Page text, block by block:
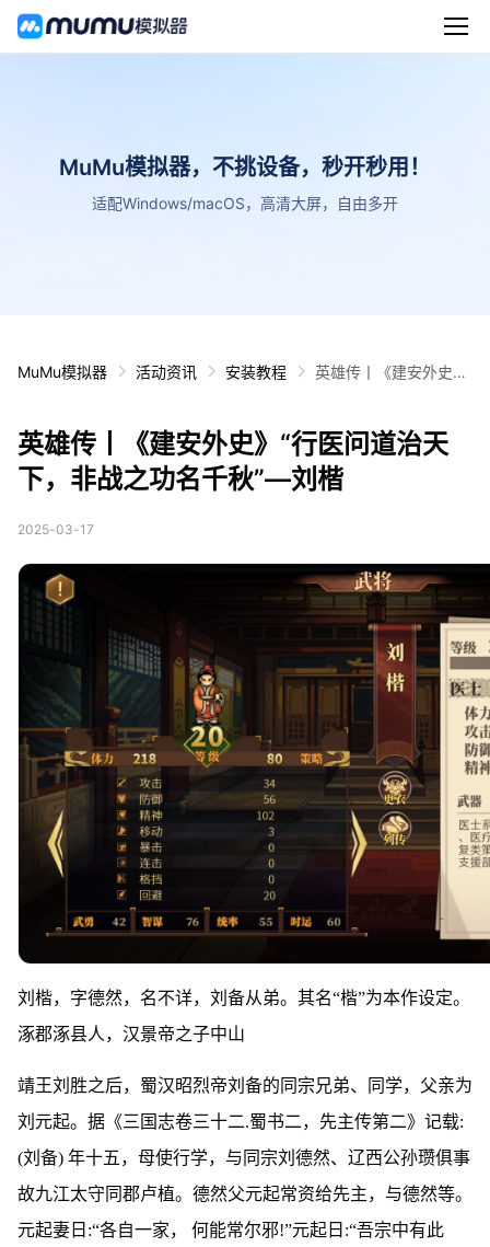
MuMu模拟器，不挑设备，秒开秒用！
适配Windows/macOS，高清大屏，自由多开
MuMu模拟器 活动资讯 安装教程
英雄传丨《建安外史》
英雄传丨《建安外史》“行医问道治天
下，非战之功名千秋”—刘楷
2025-03-17
刘楷，字德然，名不详，刘备从弟。其名“楷”为本作设定。
涿郡涿县人，汉景帝之子中山
靖王刘胜之后，蜀汉昭烈帝刘备的同宗兄弟、同学，父亲为
刘元起。据《三国志卷三十二.蜀书二，先主传第二》记载:
(刘备) 年十五，母使行学，与同宗刘德然、辽西公孙瓒俱事
故九江太守同郡卢植。德然父元起常资给先主，与德然等。
元起妻日:“各自一家， 何能常尔邪!”元起日:“吾宗中有此